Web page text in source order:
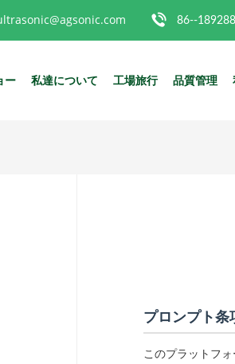
86--
ー 私達について 工場旅行 品質管理
プロンプト条
このプラットフ